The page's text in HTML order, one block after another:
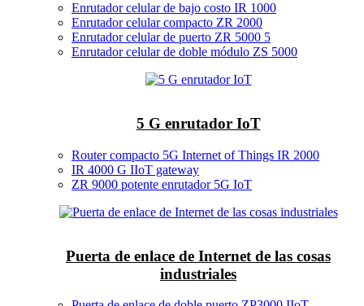
Enrutador celular de bajo costo IR 1000
Enrutador celular compacto ZR 2000
Enrutador celular de puerto ZR 5000 5
Enrutador celular de doble módulo ZS 5000
5 G enrutador IoT
Router compacto 5G Internet of Things IR 2000
IR 4000 G IIoT gateway
ZR 9000 potente enrutador 5G IoT
Puerta de enlace de Internet de las cosas
industriales